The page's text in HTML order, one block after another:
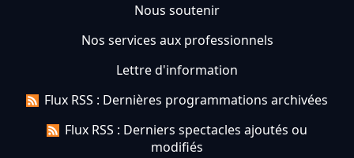
Nous soutenir
Nos services aux professionnels
Lettre d'information
Flux RSS : Dernières programmations archivées
Flux RSS : Derniers spectacles ajoutés ou
modifiés